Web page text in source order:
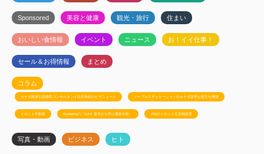
Sponsored 美容と健康 観光・旅行 住まい
おいしい食情報 イベント ニュース お！イイ仕事！
セール＆お得情報 まとめ
コラム
カナダ政府公認移民コンサルタント白石有紀のビザニュース メープルエデュケーションのカナダ留学お役立ち情報
トロント不動産 Ayudanteの「GA4: 基本から学ぶ最新分析」 JSSのトロント生活相談室
写真・動画 ビジネス ヒト